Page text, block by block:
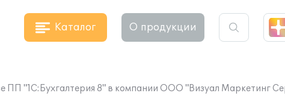
Каталог О продукции
ПП "1С:Бухгалтерия 8" в компании ООО "Визуал Маркетинг